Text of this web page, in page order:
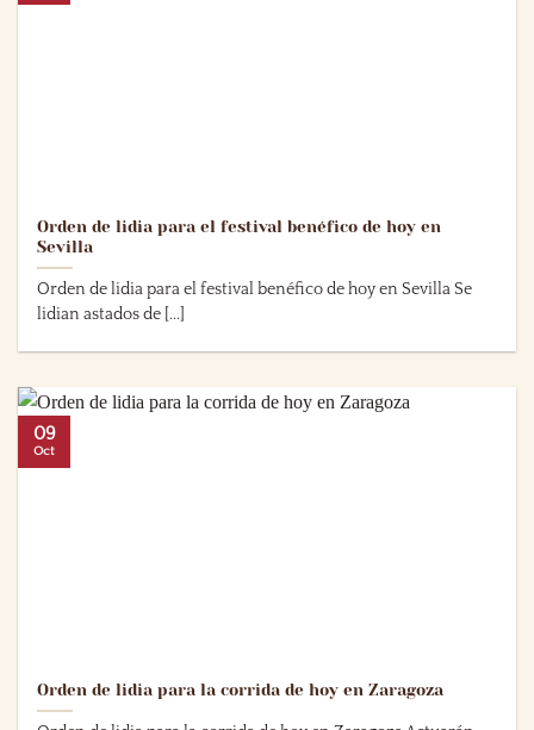
Orden de lidia para el festival benéfico de hoy en
Sevilla
Orden de lidia para el festival benéfico de hoy en Sevilla Se
lidian astados de [...]
Orden de lidia para la corrida de hoy en Zaragoza
09
Oct